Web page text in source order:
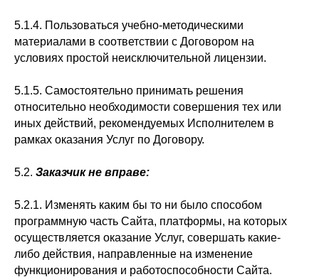
5.1.4. Пользоваться учебно-методическими
материалами в соответствии с Договором на
условиях простой неисключительной лицензии.
5.1.5. Самостоятельно принимать решения
относительно необходимости совершения тех или
иных действий, рекомендуемых Исполнителем в
рамках оказания Услуг по Договору.
5.2. Заказчик не вправе:
5.2.1. Изменять каким бы то ни было способом
программную часть Сайта, платформы, на которых
осуществляется оказание Услуг, совершать какие-
либо действия, направленные на изменение
функционирования и работоспособности Сайта.